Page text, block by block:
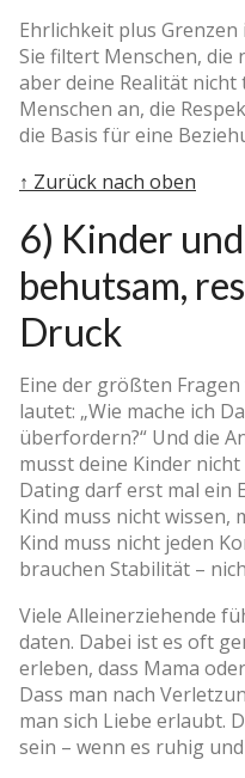
Ehrlichkeit plus
Sie filtert Menschen, die
aber deine Realität
Menschen an, die
die Basis für eine
↑ Zurück nach oben
6) Kinder
behutsam,
Druck
Eine der größten
lautet: „Wie mache ich
überfordern?“ Und die
musst deine Kinder
Dating darf erst mal ein
Kind muss nicht wissen,
Kind muss nicht jeden
brauchen Stabilität –
Viele Alleinerziehende
daten. Dabei ist es oft
erleben, dass Mama
Dass man nach
man sich Liebe erlaubt.
sein – wenn es ruhig